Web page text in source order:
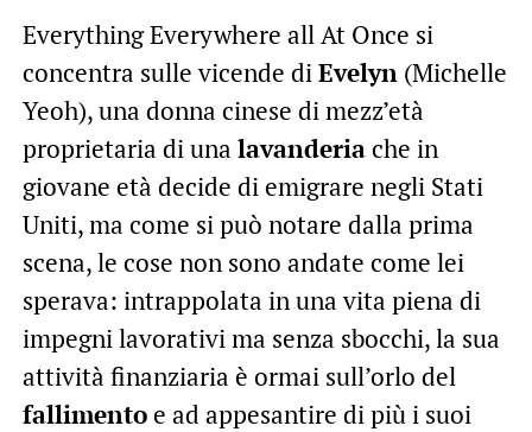
Everything Everywhere all At Once si
concentra sulle vicende diEvelyn(Michelle
Yeoh), una donna cinese di mezz’età
proprietaria di una lavanderiache in
giovane età decide di emigrare negli Stati
Uniti, ma come si può notare dalla prima
scena, le cose non sono andate come lei
sperava: intrappolata in una vita piena di
impegni lavorativi ma senza sbocchi, la sua
attività finanziaria è ormai sull’orlo del
fallimentoe ad appesantire di più i suoi